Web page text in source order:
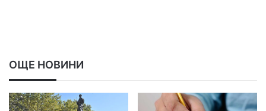
ОЩЕ НОВИНИ